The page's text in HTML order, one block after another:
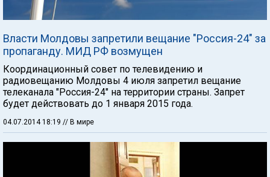
Власти Молдовы запретили вещание "Россия-24" за
пропаганду. МИД РФ возмущен
Координационный совет по телевидению и
радиовещанию Молдовы 4 июля запретил вещание
телеканала "Россия-24" на территории страны. Запрет
будет действовать до 1 января 2015 года.
04.07.2014 18:19 // В мире